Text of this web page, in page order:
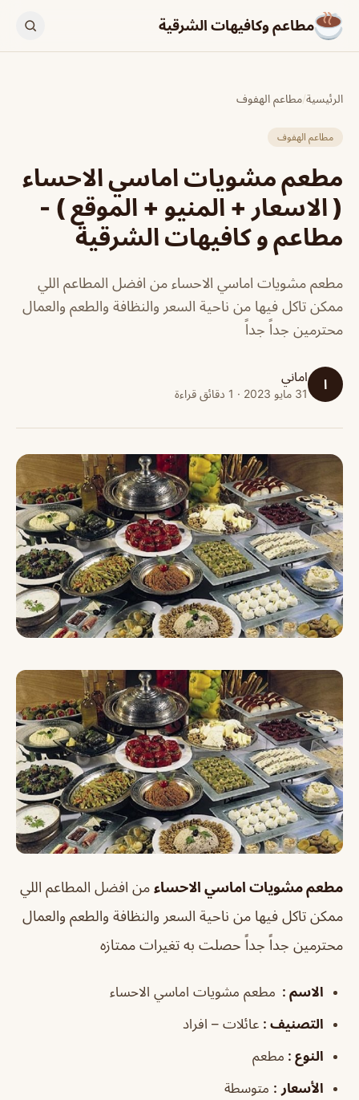
مطاعم وكافيهات الشرقية
الرئيسية/مطاعم الهفوف
مطاعم الهفوف
مطعم مشويات اماسي الاحساء
( الاسعار + المنيو + الموقع ) -
مطاعم و كافيهات الشرقية
مطعم مشويات اماسي الاحساء من افضل المطاعم اللي
ممكن تاكل فيها من ناحية السعر والنظافة والطعم والعمال
محترمين جداً جداً
ا اماني
31 مايو 2023 · 1 دقائق قراءة
مطعم مشويات اماسي الاحساء من افضل المطاعم اللي
ممكن تاكل فيها من ناحية السعر والنظافة والطعم والعمال
محترمين جداً جداً حصلت به تغيرات ممتازه
الاسم : مطعم مشويات اماسي الاحساء
التصنيف : عائلات – افراد
النوع : مطعم
الأسعار : متوسطة